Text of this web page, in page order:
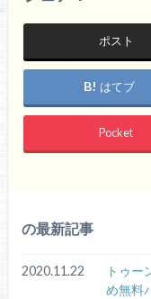
ポスト
はてブ
Pocket
の最新記事
2020.11.22
トゥー
め無料